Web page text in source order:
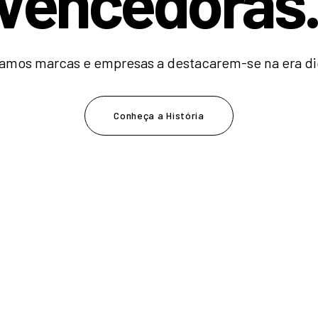
marcas e empresas a destacarem-se na era
Conheça a História